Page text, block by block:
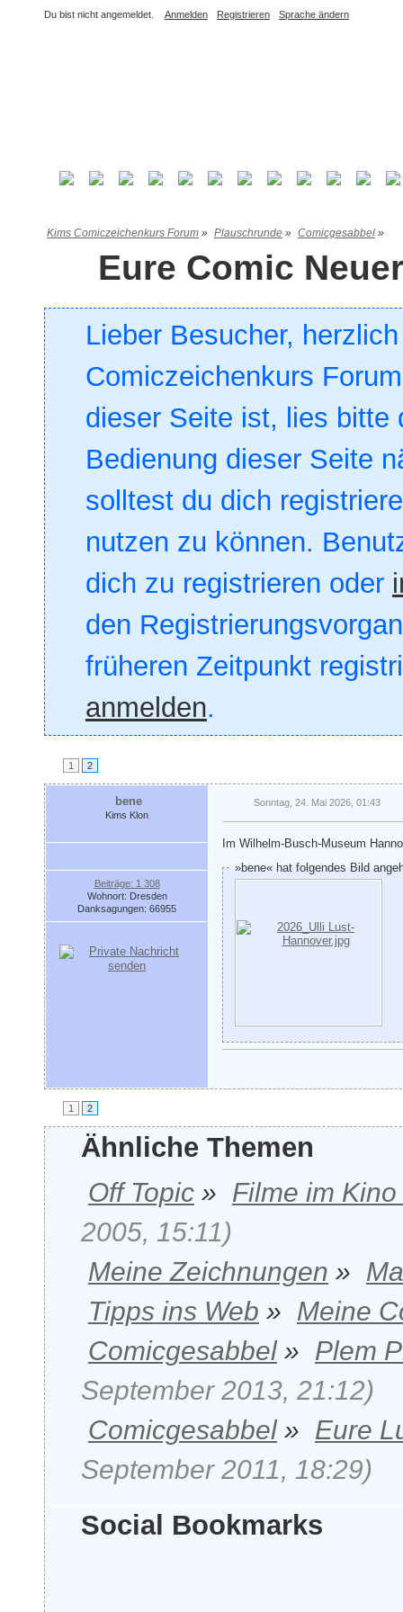
Du bist nicht angemeldet. Anmelden Registrieren Sprache ändern
Kims Comiczeichenkurs Forum » Plauschrunde » Comicgesabbel »
Eure Comic
Lieber Besucher,
Comiczeichenkurs
dieser Seite ist, lies bitte
Bedienung dieser Seite
solltest du dich
nutzen zu können.
dich zu registrieren oder
den
früheren Zeitpunkt
anmelden.
1 2
bene
Kims Klon
Beiträge: 1 308
Wohnort: Dresden
Danksagungen: 66955
Sonntag, 24. Mai 2026, 01:43
Im Wilhelm-Busch-Museum
»bene« hat folgendes Bild
1 2
Ähnliche Themen
Off Topic » Filme im
2005, 15:11)
Meine Zeichnungen »
Tipps ins Web » Meine
Comicgesabbel» Plem
September 2013, 21:12)
Comicgesabbel» Eure
September 2011, 18:29)
Social Bookmarks